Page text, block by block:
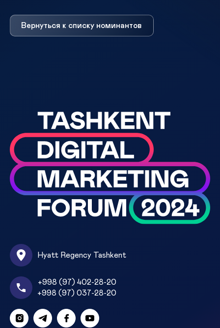
Вернуться к списку номинантов
Hyatt Regency Tashkent
+998 (97) 402-28-20
+998 (97) 037-28-20